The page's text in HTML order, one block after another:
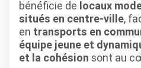
bénéficie de locaux
situés en centre-ville,
en transports en
équipe jeune et
et la cohésion sont au